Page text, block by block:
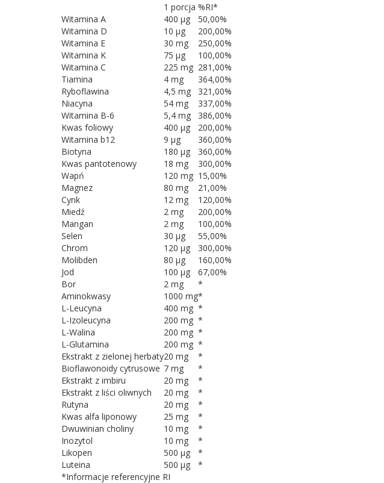
1 porcja %RI*
Witamina A
400 µg
50,00%
Witamina D
10 µg
200,00%
Witamina E
30 mg
250,00%
Witamina K
75 µg
100,00%
Witamina C
225 mg 281,00%
Tiamina
4 mg
364,00%
Ryboflawina
4,5 mg
321,00%
Niacyna
54 mg
337,00%
Witamina B-6
5,4 mg
386,00%
Kwas foliowy
400 µg
200,00%
Witamina b12
9 µg
360,00%
Biotyna
180 µg
360,00%
Kwas pantotenowy
18 mg
300,00%
Wapń
120 mg 15,00%
Magnez
80 mg
21,00%
Cynk
12 mg
120,00%
Miedź
2 mg
200,00%
Mangan
2 mg
100,00%
Selen
30 µg
55,00%
Chrom
120 µg
300,00%
Molibden
80 µg
160,00%
Jod
100 µg
67,00%
Bor
2 mg
*
Aminokwasy
1000 mg*
L-Leucyna
400 mg *
L-Izoleucyna
200 mg *
L-Walina
200 mg *
L-Glutamina
200 mg *
Ekstrakt z zielonej herbaty20 mg
*
Bioflawonoidy cytrusowe 7 mg
*
Ekstrakt z imbiru
20 mg
*
Ekstrakt z liści oliwnych
20 mg
*
Rutyna
20 mg
*
Kwas alfa liponowy
25 mg
*
Dwuwinian choliny
10 mg
*
Inozytol
10 mg
*
Likopen
500 µg
*
Luteina
500 µg
*
*Informacje referencyjne RI